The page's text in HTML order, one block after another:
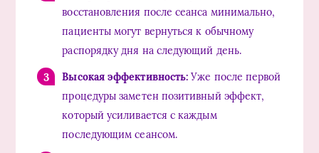
восстановления после сеанса минимально,
пациенты могут вернуться к обычному
распорядку дня на следующий день.
Высокая эффективность: Уже после первой
процедуры заметен позитивный эффект,
который усиливается с каждым
последующим сеансом.